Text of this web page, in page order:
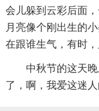
会儿躲到云彩后面
月亮像个刚出生的
在跟谁生气，有时
中秋节的这天
了，啊，我爱这迷人